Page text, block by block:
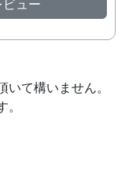
ビュー
て構いません。